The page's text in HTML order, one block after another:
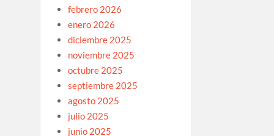
febrero 2026
enero 2026
diciembre 2025
noviembre 2025
octubre 2025
septiembre 2025
agosto 2025
julio 2025
junio 2025